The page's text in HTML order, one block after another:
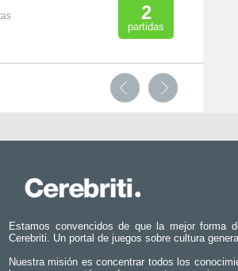
2
partidas
Estamos convencidos de que la mejor forma
Cerebriti. Un portal de juegos sobre cultura
Nuestra misión es concentrar todos los